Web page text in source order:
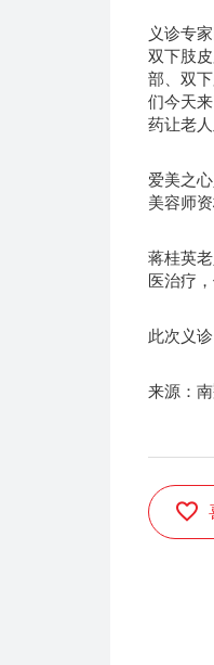
义诊专
双下肢
部、双
们今天
药让老人
爱美之
美容师
蒋桂英
医治疗
此次义
来源：